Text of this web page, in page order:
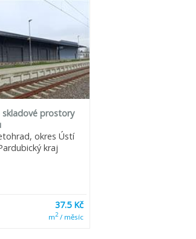
prostory
okres Ústí
kraj
37.5 Kč
m2/ měsíc